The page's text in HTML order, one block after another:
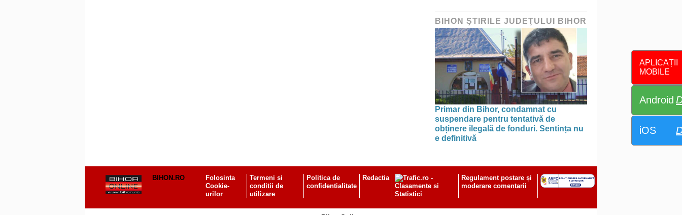
APLICAȚII
MOBILE
Android
iOS
BIHON ŞTIRILE JUDEŢULUI BIHOR
Primar din Bihor, condamnat cu
suspendare pentru tentativă de
obținere ilegală de fonduri. Sentința nu
e definitivă
BIHON.RO
Folosinta
Cookie-
urilor
Termeni si
conditii de
utilizare
Politica de
confidentialitate
Redactia
Regulament postare și
moderare comentarii